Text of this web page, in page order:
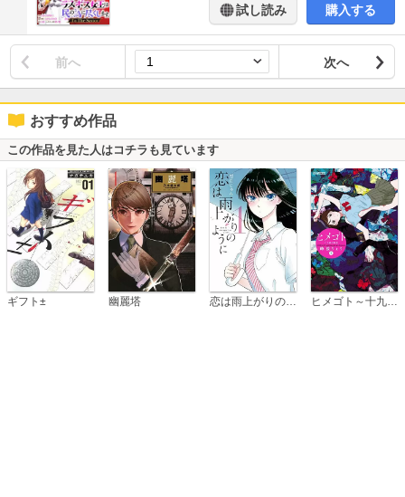
試し読み 購入する
前へ 次へ
おすすめ作品
この作品を見た人はコチラも見ています
ギフト± 幽麗塔 恋は雨上がりのように ヒメゴト～十九歳の制服～